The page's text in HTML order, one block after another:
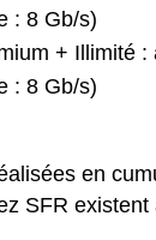
: 8 Gb/s)
+ Illimité :
: 8 Gb/s)
en
SFR